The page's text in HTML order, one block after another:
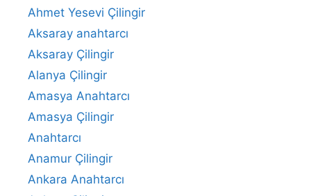
Ahmet Yesevi Çilingir
Aksaray anahtarcı
Aksaray Çilingir
Alanya Çilingir
Amasya Anahtarcı
Amasya Çilingir
Anahtarcı
Anamur Çilingir
Ankara Anahtarcı